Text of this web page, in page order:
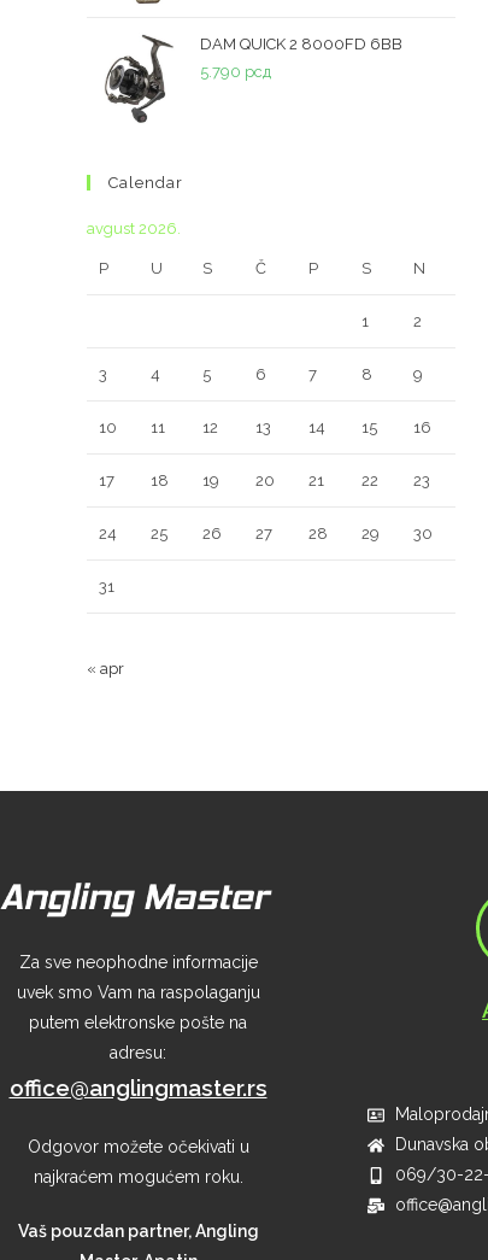
DAM QUICK 2 8000FD 6BB
5.790 рсд
Calendar
avgust 2026.
P U S Č P S N
1 2
3 4 5 6 7 8 9
10 11 12 13 14 15 16
17 18 19 20 21 22 23
24 25 26 27 28 29 30
31
« apr
Za sve neophodne informacije
uvek smo Vam na raspolaganju
putem elektronske pošte na
adresu:
office@anglingmaster.rs
Odgovor možete očekivati u
najkraćem mogućem roku.
Vaš pouzdan partner, Angling
Dunavska
069/30-22-